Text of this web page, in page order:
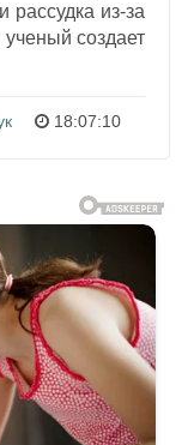
из-за
создает
18:07:10